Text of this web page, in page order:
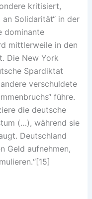
kritisiert,
an Solidarität“ in der
dominante
mittlerweile in den
Die New York
Spardiktat
verschuldete
führe.
die deutsche
(…), während sie
Deutschland
Geld aufnehmen,